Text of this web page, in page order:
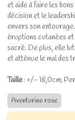
et aide à faire les
décision et le
envers son
éruptions cutanées
sacré. De plus, elle
et atténue le mal des
Taille : +/- 18,0cm;
Aventurine rose